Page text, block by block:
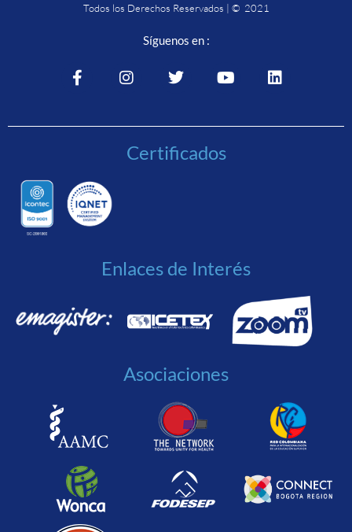
Todos los Derechos Reservados | © 2021
Síguenos en :
Certificados
Enlaces de Interés
Asociaciones